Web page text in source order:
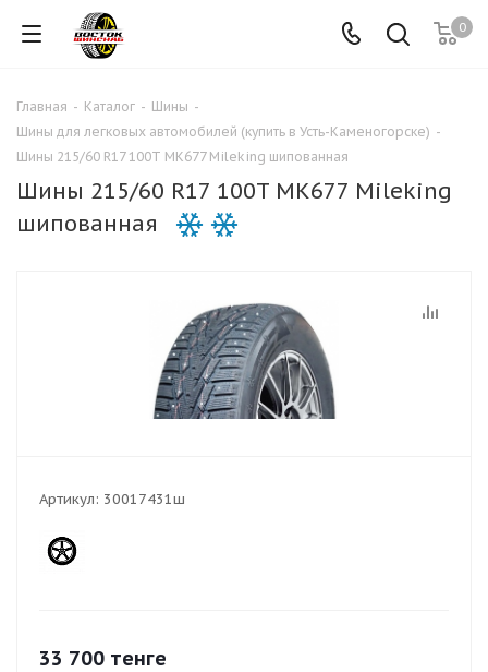
0
Главная - Каталог - Шины -
Шины для легковых автомобилей (купить в Усть-Каменогорске) -
Шины 215/60 R17 100T MK677 Mileking шипованная
Шины 215/60 R17 100T MK677 Mileking
шипованная
Артикул: 30017431ш
33 700 тенге